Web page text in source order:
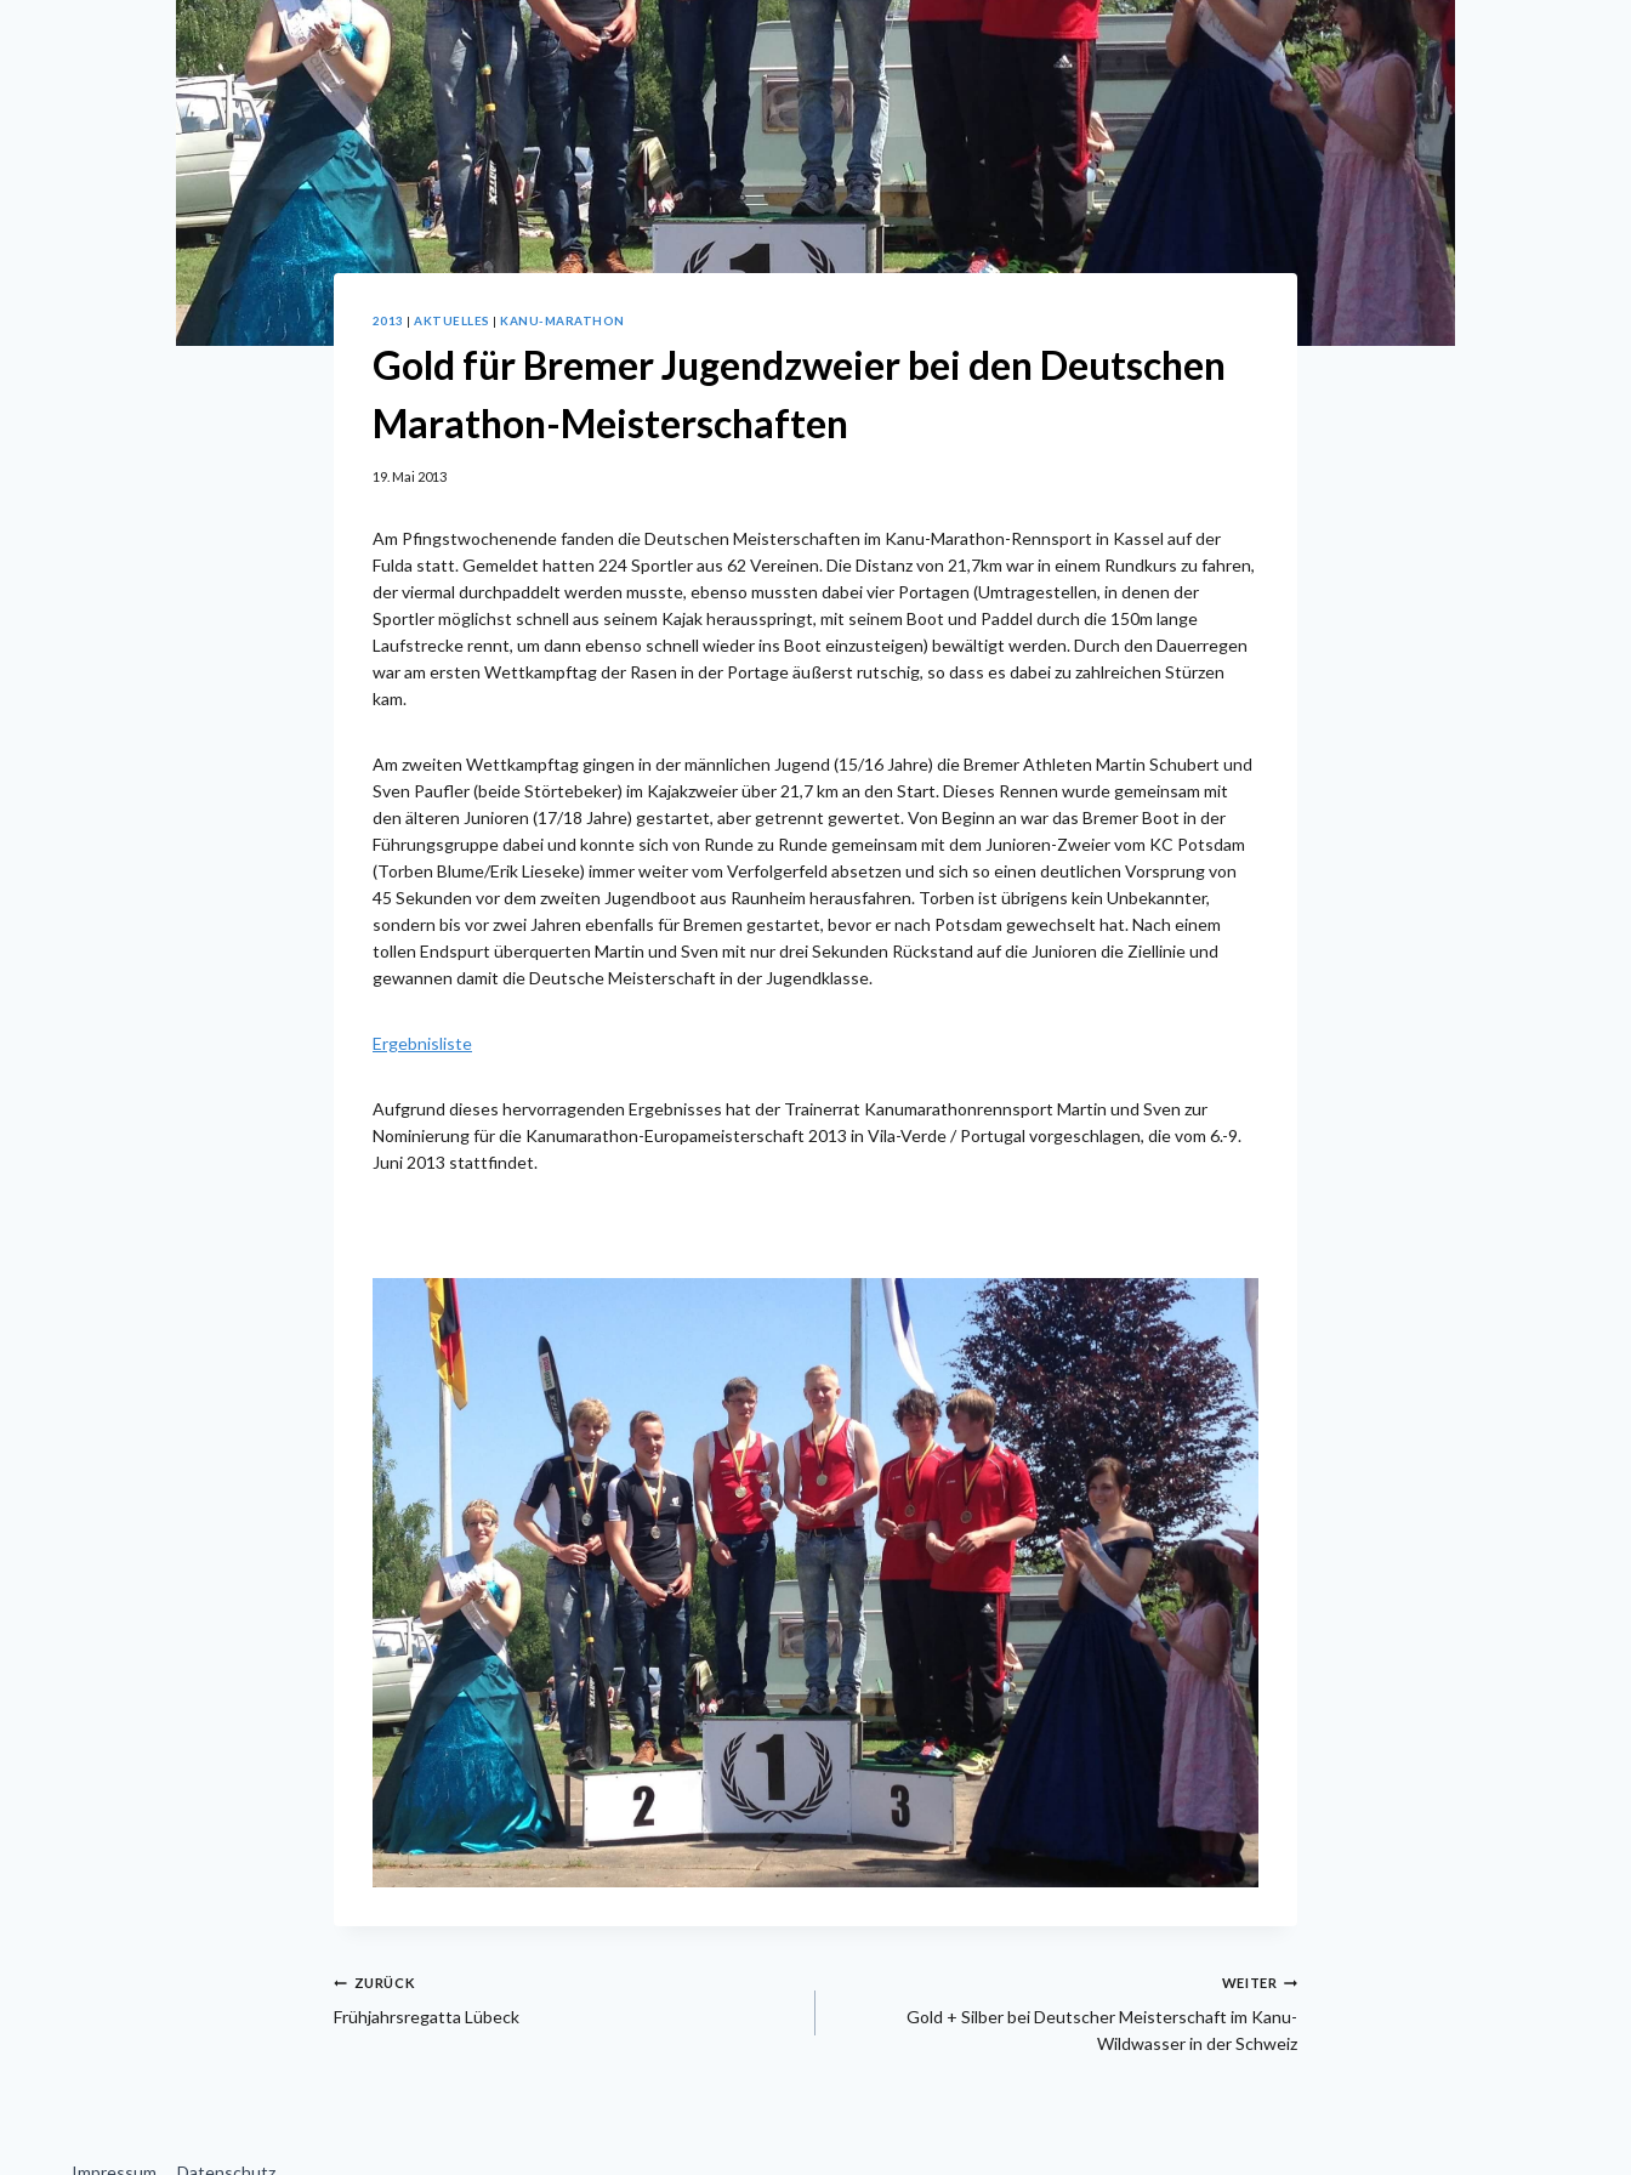
2013 |AKTUELLES |KANU-MARATHON
Gold für Bremer Jugendzweier bei den Deutschen
Marathon-Meisterschaften
19. Mai 2013
Am Pfingstwochenende fanden die Deutschen Meisterschaften im Kanu-Marathon-Rennsport in Kassel auf der
Fulda statt. Gemeldet hatten 224 Sportler aus 62 Vereinen. Die Distanz von 21,7km war in einem Rundkurs zu fahren,
der viermal durchpaddelt werden musste, ebenso mussten dabei vier Portagen (Umtragestellen, in denen der
Sportler möglichst schnell aus seinem Kajak herausspringt, mit seinem Boot und Paddel durch die 150m lange
Laufstrecke rennt, um dann ebenso schnell wieder ins Boot einzusteigen) bewältigt werden. Durch den Dauerregen
war am ersten Wettkampftag der Rasen in der Portage äußerst rutschig, so dass es dabei zu zahlreichen Stürzen
kam.
Am zweiten Wettkampftag gingen in der männlichen Jugend (15/16 Jahre) die Bremer Athleten Martin Schubert und
Sven Paufler (beide Störtebeker) im Kajakzweier über 21,7 km an den Start. Dieses Rennen wurde gemeinsam mit
den älteren Junioren (17/18 Jahre) gestartet, aber getrennt gewertet. Von Beginn an war das Bremer Boot in der
Führungsgruppe dabei und konnte sich von Runde zu Runde gemeinsam mit dem Junioren-Zweier vom KC Potsdam
(Torben Blume/Erik Lieseke) immer weiter vom Verfolgerfeld absetzen und sich so einen deutlichen Vorsprung von
45 Sekunden vor dem zweiten Jugendboot aus Raunheim herausfahren. Torben ist übrigens kein Unbekannter,
sondern bis vor zwei Jahren ebenfalls für Bremen gestartet, bevor er nach Potsdam gewechselt hat. Nach einem
tollen Endspurt überquerten Martin und Sven mit nur drei Sekunden Rückstand auf die Junioren die Ziellinie und
gewannen damit die Deutsche Meisterschaft in der Jugendklasse.
Ergebnisliste
Aufgrund dieses hervorragenden Ergebnisses hat der Trainerrat Kanumarathonrennsport Martin und Sven zur
Nominierung für die Kanumarathon-Europameisterschaft 2013 in Vila-Verde / Portugal vorgeschlagen, die vom 6.-9.
Juni 2013 stattfindet.
Beitragsnavigation
ZURÜCK
Frühjahrsregatta Lübeck
WEITER
Gold + Silber bei Deutscher Meisterschaft im Kanu-
Wildwasser in der Schweiz